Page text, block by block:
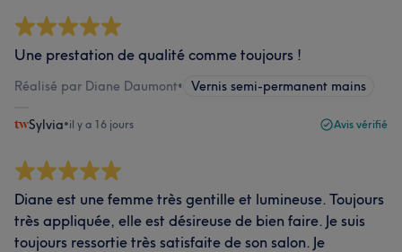
Une prestation de qualité comme toujours !
Réalisé par Diane Daumont• Vernis semi-permanent mains
Sylvia•il y a 16 jours Avis vérifié
Diane est une femme très gentille et lumineuse. Toujours
très appliquée, elle est désireuse de bien faire. Je suis
toujours ressortie très satisfaite de son salon. Je